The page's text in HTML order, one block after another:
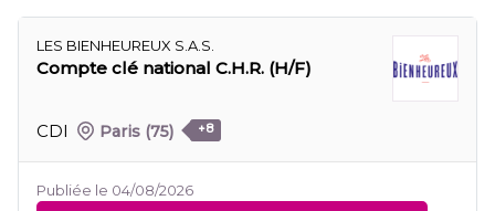
LES BIENHEUREUX S.A.S.
Compte clé national C.H.R. (H/F)
CDI Paris (75) +8
Publiée le 04/08/2026